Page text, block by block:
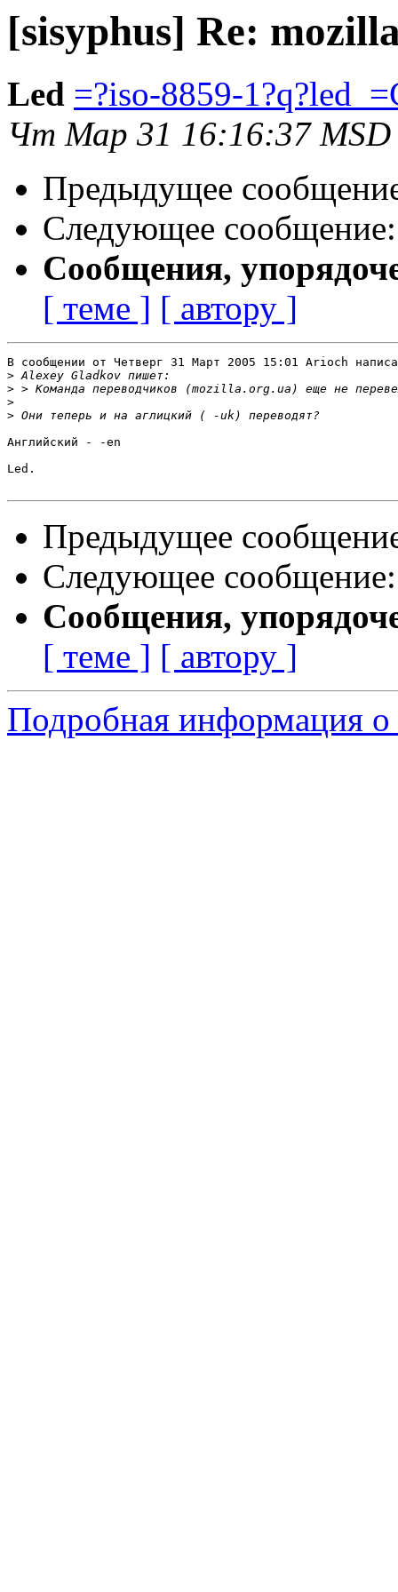
[sisyphus] Re:
Led =?iso-8859-
Чт Мар 31 16:16:37 MSD
Предыдущее
Следующее
Сообщения,
[ теме ] [ автору ]
В сообщении от Четверг 31 Март 2005 15:01 Arioch
>
>
>
>
Английский - -en
Led.
Предыдущее
Следующее
Сообщения,
[ теме ] [ автору ]
Подробная информация о